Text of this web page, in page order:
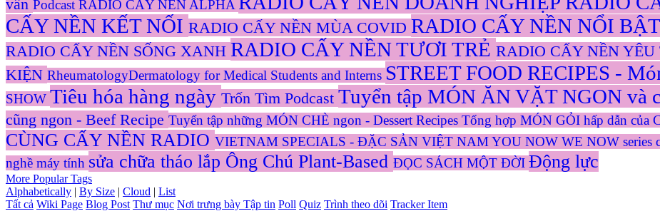
vấn Podcast RADIO CẤY NỀN ALPHA
CẤY NỀN KẾT NỐI RADIO CẤY NỀN MÙA COVID RADIO CẤY NỀN NỔI BẬT
RADIO CẤY NỀN SỐNG XANH RADIO CẤY NỀN TƯƠI TRẺ RADIO CẤY NỀN YÊU
KIỆN RheumatologyDermatology for Medical Students and Interns STREET FOOD RECIPES -
SHOW Tiêu hóa hàng ngày Trốn Tìm Podcast Tuyển tập MÓN ĂN VẶT NGON và
cũng ngon - Beef Recipe Tuyển tập những MÓN CHÈ ngon - Dessert Recipes Tổng hợp MÓN GỎI hấp dẫn của
CÙNG CẤY NỀN RADIO VIETNAM SPECIALS - ĐẶC SẢN VIỆT NAMYOU NOW WE NOW series
nghề máy tính sửa chữa tháo lắp Ông Chú Plant-Based ĐỌC SÁCH MỘT ĐỜI Động lực
More Popular Tags
Alphabetically | By Size | Cloud | List
Tất cả Wiki Page Blog Post Thư mục Nơi trưng bày Tập tin Poll Quiz Trình theo dõi Tracker Item